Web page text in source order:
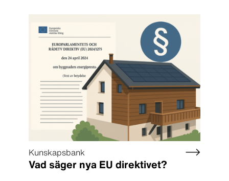
Kunskapsbank
Vad säger nya EU direktivet?